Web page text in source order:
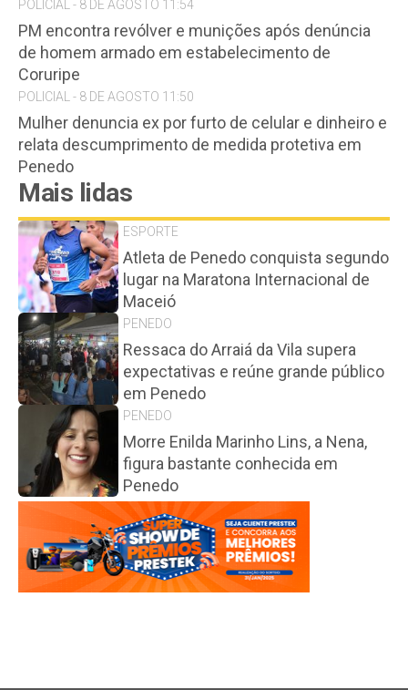
POLICIAL - 8 DE AGOSTO 11:54
PM encontra revólver e munições após denúncia
de homem armado em estabelecimento de
Coruripe
POLICIAL - 8 DE AGOSTO 11:50
Mulher denuncia ex por furto de celular e dinheiro e
relata descumprimento de medida protetiva em
Penedo
Mais lidas
ESPORTE
Atleta de Penedo conquista segundo
lugar na Maratona Internacional de
Maceió
PENEDO
Ressaca do Arraiá da Vila supera
expectativas e reúne grande público
em Penedo
PENEDO
Morre Enilda Marinho Lins, a Nena,
figura bastante conhecida em
Penedo